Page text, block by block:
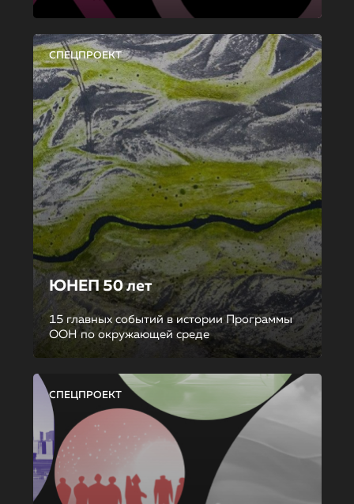
СПЕЦПРОЕКТ
ЮНЕП 50 лет
15 главных событий в истории Программы
ООН по окружающей среде
СПЕЦПРОЕКТ